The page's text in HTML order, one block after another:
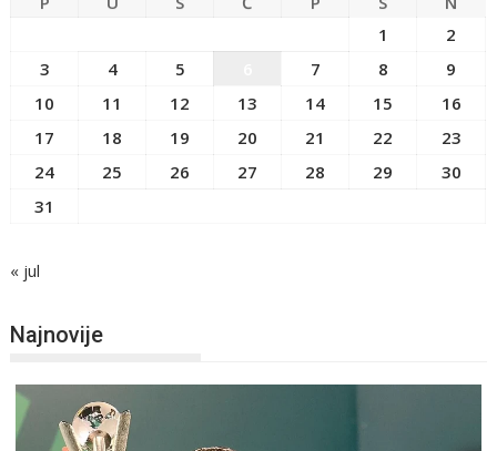
1
2
3
4 5 7 8
9
10
11 12 13 14 15
16
17
18 19 20 21 22
23
24
25 26 27 28 29
30
31
« jul
Najnovije